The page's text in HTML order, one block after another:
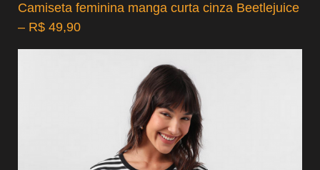
Camiseta feminina manga curta cinza Beetlejuice
– R$ 49,90